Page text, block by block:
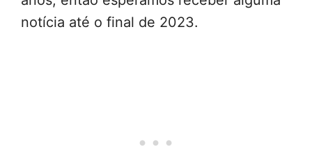
notícia até o final de 2023.